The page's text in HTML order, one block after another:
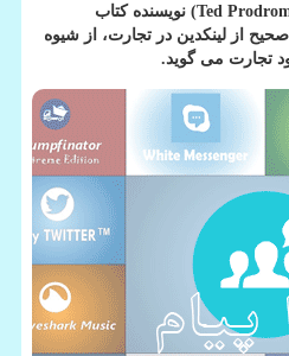
را می خواهیم. تد پرودرومو (Ted Prodromou) نویسنده كتاب
از لینكدین در تجارت، از شیوه
تجارت می گوید.